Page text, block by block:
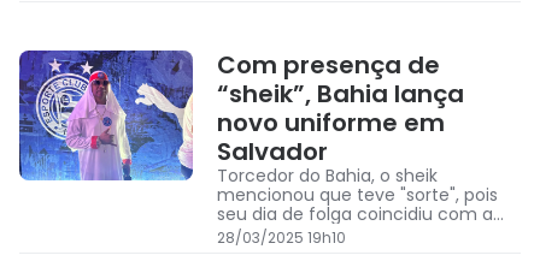
Com presença de
“sheik”, Bahia lança
novo uniforme em
Salvador
Torcedor do Bahia, o sheik
mencionou que teve "sorte", pois
seu dia de folga coincidiu com a
data do lançamento dos novos
uniformes do time
28/03/2025 19h10